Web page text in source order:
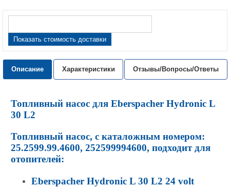
Показать стоимость доставки
Описание Характеристики Отзывы/Вопросы/Ответы
Топливный насос для Eberspacher Hydronic L
30 L2
Топливный насос, с каталожным номером:
25.2599.99.4600, 252599994600, подходит для
отопителей:
Eberspacher Hydronic L 30 L2 24 volt